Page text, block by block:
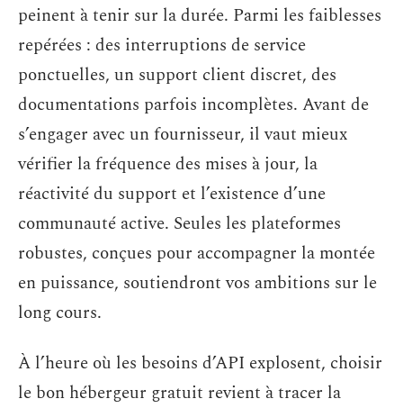
peinent à tenir sur la durée. Parmi les faiblesses
repérées : des interruptions de service
ponctuelles, un support client discret, des
documentations parfois incomplètes. Avant de
s’engager avec un fournisseur, il vaut mieux
vérifier la fréquence des mises à jour, la
réactivité du support et l’existence d’une
communauté active. Seules les plateformes
robustes, conçues pour accompagner la montée
en puissance, soutiendront vos ambitions sur le
long cours.
À l’heure où les besoins d’API explosent, choisir
le bon hébergeur gratuit revient à tracer la